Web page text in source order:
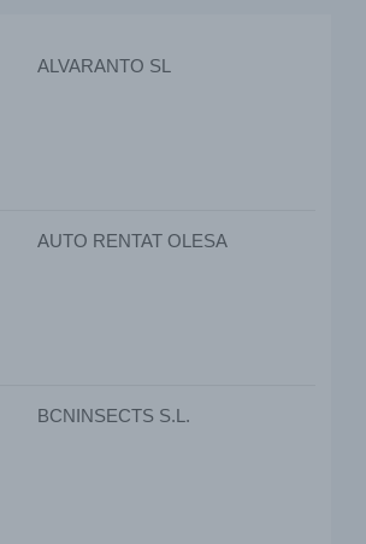
ALVARANTO SL
AUTO RENTAT OLESA
BCNINSECTS S.L.